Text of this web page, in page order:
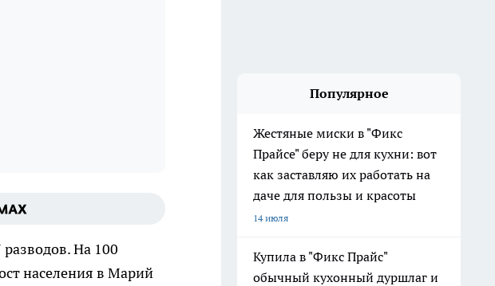
разводов. На 100
населения в Марий
Популярное
Жестяные миски в "Фикс
Прайсе" беру не для кухни: вот
как заставляю их работать на
даче для пользы и красоты
14 июля
Купила в "Фикс Прайс"
обычный кухонный дуршлаг и